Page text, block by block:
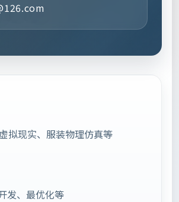
拟现实、服装物理仿真等
发、最优化等